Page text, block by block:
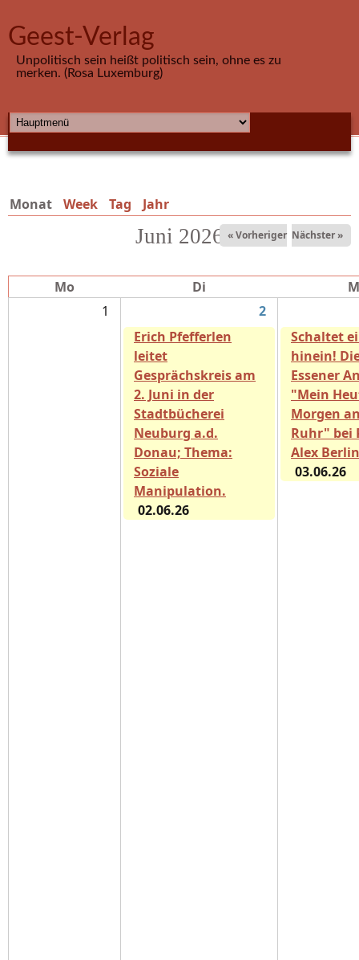
Geest-Verlag
Unpolitisch sein heißt politisch sein, ohne es zu
merken. (Rosa Luxemburg)
HAUPTMENÜ
Monat (aktiver Reiter)
Week Tag Jahr
Juni 2026 « Vorheriger Nächster »
Mo Di
1
2
Erich Pfefferlen
leitet
Gesprächskreis am
2. Juni in der
Stadtbücherei
Neuburg a.d.
Donau; Thema:
Soziale
Manipulation.
02.06.26
Schaltet
hinein!
Essener
"Mein
Morgen
Ruhr" bei
Alex Berlin
03.06.26